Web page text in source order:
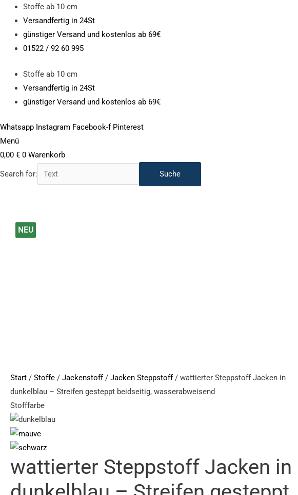
Inhalt
springen
Stoffe ab 10 cm
Versandfertig in 24St
günstiger Versand und kostenlos ab 69€
01522 / 92 60 995
Stoffe ab 10 cm
Versandfertig in 24St
günstiger Versand und kostenlos ab 69€
Whatsapp Instagram Facebook-f Pinterest
Menü
0,00 € 0 Warenkorb
Search for:
NEU
Start / Stoffe / Jackenstoff/ Jacken Steppstoff/ wattierter Steppstoff Jacken in
dunkelblau – Streifen gesteppt beidseitig, wasserabweisend
Stofffarbe
wattierter Steppstoff Jacken in
wattierter
Steppstoff
NEU
NEU
NEU
NEU
NEU
NEU
NEU